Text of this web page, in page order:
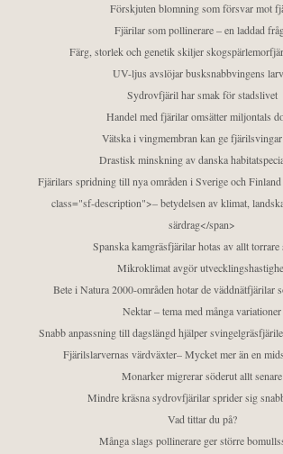
Förskjuten blomning som försvar mot
Fjärilar som pollinerare – en laddad
Färg, storlek och genetik skiljer
UV-ljus avslöjar busksnabbvingens
Sydrovfjäril har smak för stadslivet
Handel med fjärilar omsätter miljontals
Vätska i vingmembran kan ge
Drastisk minskning av danska
Fjärilars spridning till nya områden i Sverige och Finland
class="sf-description">– betydelsen av klimat,
särdrag</span>
Spanska kamgräsfjärilar hotas av allt torrare
Mikroklimat avgör
Bete i Natura 2000-områden hotar de väddnätfjärilar
Nektar – tema med många variationer
Snabb anpassning till dagslängd hjälper
Fjärilslarvernas värdväxter– Mycket mer än en
Monarker migrerar söderut allt senare
Mindre kräsna sydrovfjärilar sprider sig
Vad tittar du på?
Många slags pollinerare ger större